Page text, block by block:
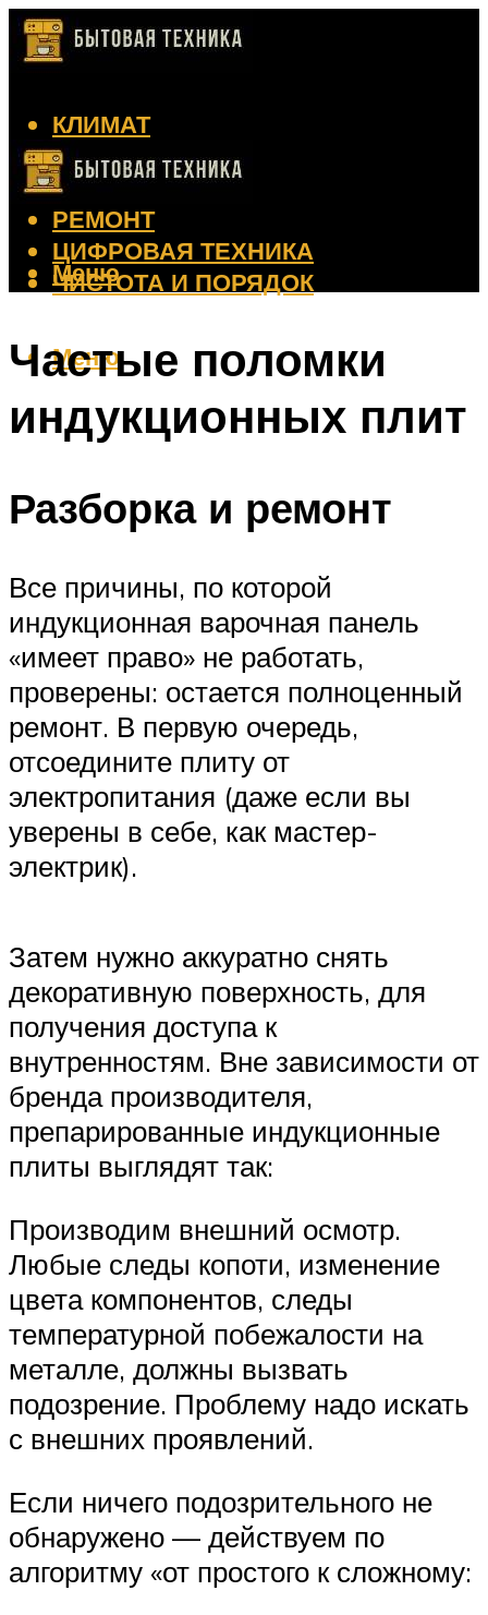
КЛИМАТ
КРАСОТА
КУХНЯ
РЕМОНТ
ЦИФРОВАЯ ТЕХНИКА
ЧИСТОТА И ПОРЯДОК
Меню
Меню
Частые поломки
индукционных плит
Разборка и ремонт
Все причины, по которой
индукционная варочная панель
«имеет право» не работать,
проверены: остается полноценный
ремонт. В первую очередь,
отсоедините плиту от
электропитания (даже если вы
уверены в себе, как мастер-
электрик).
Затем нужно аккуратно снять
декоративную поверхность, для
получения доступа к
внутренностям. Вне зависимости от
бренда производителя,
препарированные индукционные
плиты выглядят так:
Производим внешний осмотр.
Любые следы копоти, изменение
цвета компонентов, следы
температурной побежалости на
металле, должны вызвать
подозрение. Проблему надо искать
с внешних проявлений.
Если ничего подозрительного не
обнаружено — действуем по
алгоритму «от простого к сложному: